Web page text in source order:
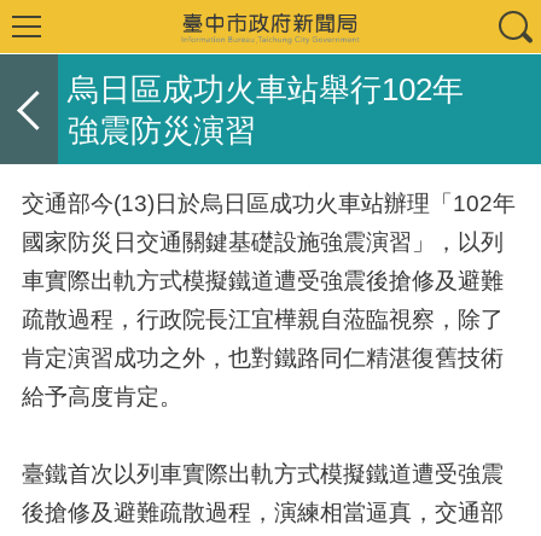
烏日區成功火車站舉行102年
強震防災演習
交通部今(13)日於烏日區成功火車站辦理「102年
國家防災日交通關鍵基礎設施強震演習」，以列
車實際出軌方式模擬鐵道遭受強震後搶修及避難
疏散過程，行政院長江宜樺親自蒞臨視察，除了
肯定演習成功之外，也對鐵路同仁精湛復舊技術
給予高度肯定。
臺鐵首次以列車實際出軌方式模擬鐵道遭受強震
後搶修及避難疏散過程，演練相當逼真，交通部